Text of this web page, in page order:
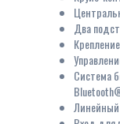
Два
Система
Линейный